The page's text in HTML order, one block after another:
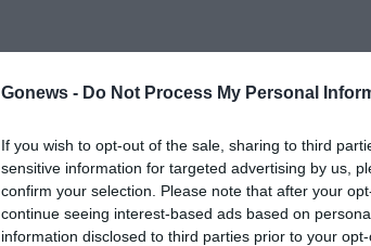
Gonews - Do Not Process My Personal
If you wish to opt-out of the sale, sharing to third
sensitive information for targeted advertising by us,
confirm your selection. Please note that after your
continue seeing interest-based ads based on
information disclosed to third parties prior to your